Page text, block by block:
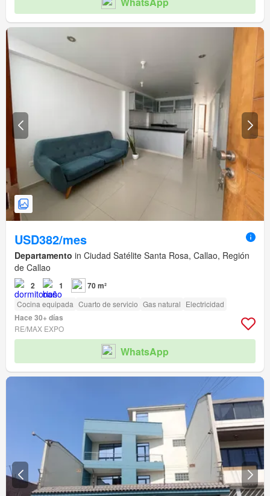
USD382/mes
Departamento in Ciudad Satélite Santa Rosa, Callao, Región
de Callao
2 1 70 m²
Cocina equipada Cuarto de servicio Gas natural Electricidad
Hace 30+ días
RE/MAX EXPO
WhatsApp